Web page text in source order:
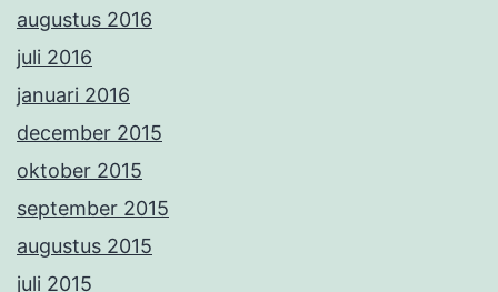
augustus 2016
juli 2016
januari 2016
december 2015
oktober 2015
september 2015
augustus 2015
juli 2015